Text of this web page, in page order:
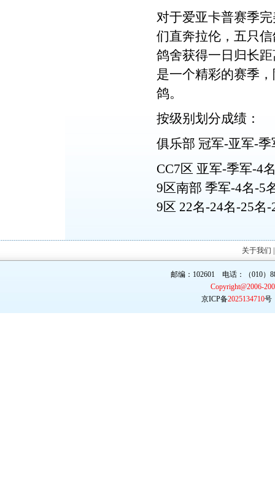
对于爱亚卡普赛季
们直奔拉伦，五只
鸽舍获得一日归长
是一个精彩的赛季
鸽。
按级别划分成绩：
俱乐部 冠军-亚军-季
CC7区 亚军-季军-4
9区南部 季军-4名-5
9区 22名-24名-25名
关于我们
邮编：102601 电话：（010）
Copyright@2006-
京ICP备2025134710号